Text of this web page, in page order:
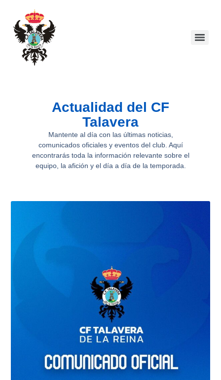
Actualidad del CF
Talavera
Mantente al día con las últimas noticias,
comunicados oficiales y eventos del club. Aquí
encontrarás toda la información relevante sobre el
equipo, la afición y el día a día de la temporada.